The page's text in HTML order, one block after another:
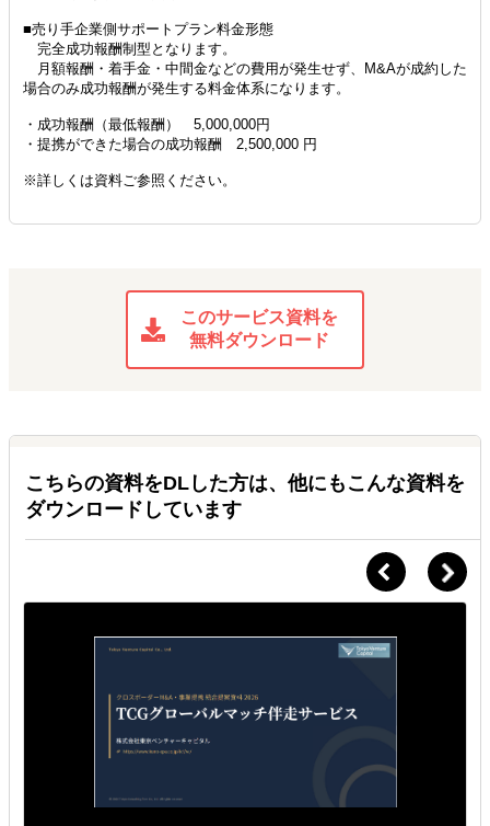
■売り手企業側サポートプラン料金形態
完全成功報酬制型となります。
月額報酬・着手金・中間金などの費用が発生せず、M&Aが成約した
場合のみ成功報酬が発生する料金体系になります。
・成功報酬（最低報酬） 5,000,000円
・提携ができた場合の成功報酬 2,500,000 円
※詳しくは資料ご参照ください。
このサービス資料を
無料ダウンロード
こちらの資料をDLした方は、他にもこんな資料を
ダウンロードしています